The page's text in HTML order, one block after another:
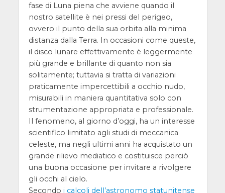
fase di Luna piena che avviene quando il
nostro satellite è nei pressi del perigeo,
ovvero il punto della sua orbita alla minima
distanza dalla Terra. In occasioni come queste,
il disco lunare effettivamente è leggermente
più grande e brillante di quanto non sia
solitamente; tuttavia si tratta di variazioni
praticamente impercettibili a occhio nudo,
misurabili in maniera quantitativa solo con
strumentazione appropriata e professionale.
Il fenomeno, al giorno d’oggi, ha un interesse
scientifico limitato agli studi di meccanica
celeste, ma negli ultimi anni ha acquistato un
grande rilievo mediatico e costituisce perciò
una buona occasione per invitare a rivolgere
gli occhi al cielo.
Secondo i calcoli dell’astronomo statunitense